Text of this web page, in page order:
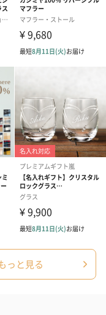
っと見る